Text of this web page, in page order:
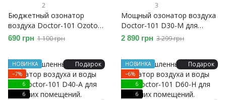
2
Бюджетный озонатор
воздуха Doctor-101 Ozotop
3-в-1 , воды и продуктов.
Бытовой генератор озона
690 грн 1 100 грн
3
Мощный озонатор воздуха
Doctor-101 D30-M для
больших помещений.
Генератор озона с высокой
производительностью 30 г/
ч
2 890 грн 3 299 грн
Подарок
НОВИНКА
−7%
6
6
Подарок
НОВИНКА
−6%
6
6